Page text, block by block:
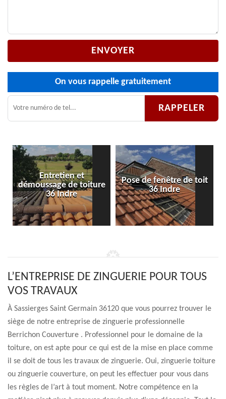
On vous rappelle gratuitement
Entretien et
démoussage de toiture
36 Indre
Pose de fenêtre de toit
36 Indre
L’ENTREPRISE DE ZINGUERIE POUR TOUS
VOS TRAVAUX
À Sassierges Saint Germain 36120 que vous pourrez trouver le
siège de notre entreprise de zinguerie professionnelle
Berrichon Couverture . Professionnel pour le domaine de la
toiture, on est apte pour ce qui est de la mise en place comme
il se doit de tous les travaux de zinguerie. Oui, zinguerie toiture
ou zinguerie couverture, on peut les effectuer pour vous dans
les règles de l’art à tout moment. Notre compétence en la